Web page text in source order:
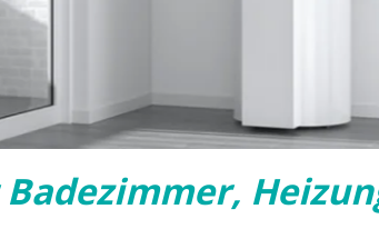
Badezimmer,